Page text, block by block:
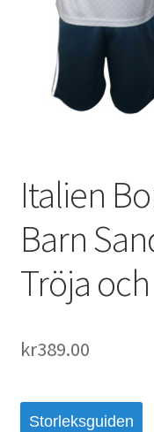
Varukorg
Italien
Barn
Tröja
kr389.00
Storleksguiden